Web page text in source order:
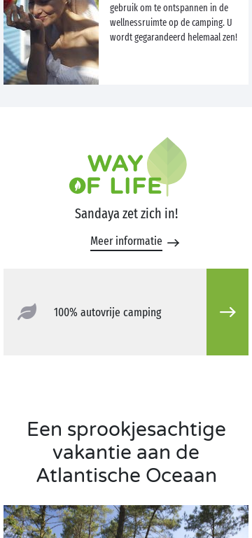
gebruik om te ontspannen in de
wellnessruimte op de camping. U
wordt gegarandeerd helemaal zen!
Sandaya zet zich in!
Meer informatie
100% autovrije camping
Een sprookjesachtige
vakantie aan de
Atlantische Oceaan